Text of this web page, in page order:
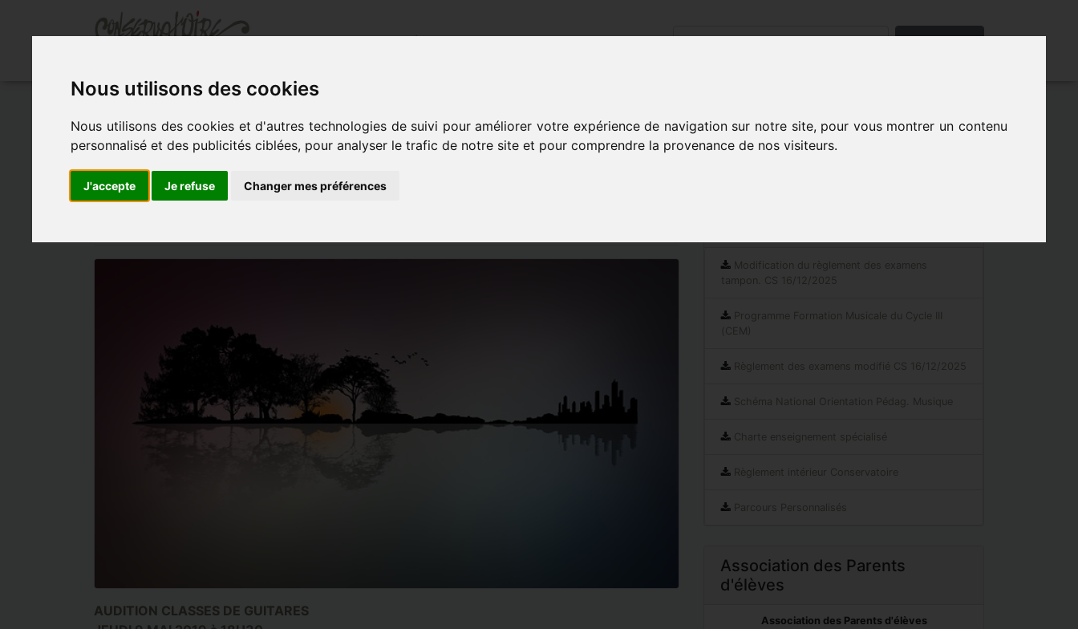
Nous utilisons des cookies
Nous utilisons des cookies et d'autres technologies de suivi pour améliorer votre expérience de navigation sur notre site, pour vous montrer un contenu
personnalisé et des publicités ciblées, pour analyser le trafic de notre site et pour comprendre la provenance de nos visiteurs.
J'accepte Je refuse Changer mes préférences
Accueil L'école Disciplines Inscriptions Contact Rechercher
AUDITION CLASSES DE GUITARES
AUDITION CLASSES DE GUITARES
Modification du règlement des examens
tampon. CS 16/12/2025
Programme Formation Musicale du Cycle III
(CEM)
Règlement des examens modifié CS 16/12/2025
Schéma National Orientation Pédag. Musique
Charte enseignement spécialisé
Règlement intérieur Conservatoire
Parcours Personnalisés
Association des Parents
d'élèves
Association des Parents d'élèves